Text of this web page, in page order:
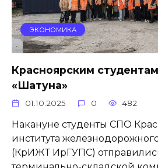
ЭКОНОМИКА
Красноярским
«Шатуна»
01.10.2025 0 482
Накануне студенты СПО
института
(КрИЖТ ИрГУПС)